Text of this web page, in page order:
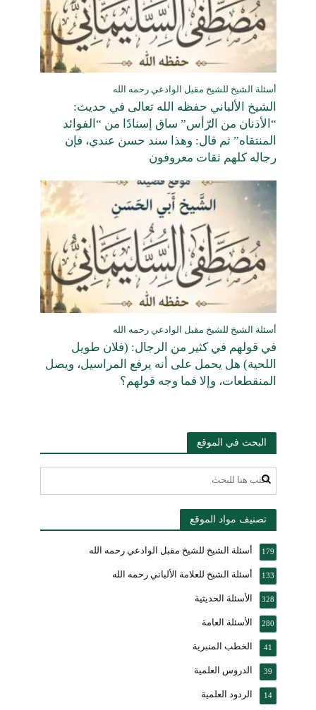
أسئلة الشيخ للشيخ مقبل الوادعي رحمه الله
الشيخ الألباني حفظه الله تعالى في حديث:
“الأذنان من الرّأس” ساق إسنادًا من “الفوائد
المنتقاه” ثم قال: وهذا سند حسن عندي، فإن
رجاله كلهم ثقات معروفون
أسئلة الشيخ للشيخ مقبل الوادعي رحمه الله
في قولهم في كثير من الرجال: (فلان طويل
اللحية) هل يحمل على أنه يرفع المراسيل، ويصل
المنقطعات، وإلا فما وجه قولهم؟
البحث في الموقع
تصنيف مواد الموقع
أسئلة الشيخ للشيخ مقبل الوادعي رحمه الله 179
أسئلة الشيخ للعلامة الألباني رحمه الله 133
الأسئلة الحديثية 328
الأسئلة العامة 280
الخطب المنبرية 41
الدروس العلمية 39
الردود العلمية 14